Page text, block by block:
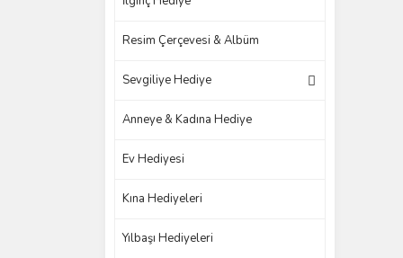
Resim Çerçevesi & Albüm
Sevgiliye Hediye
Anneye & Kadına Hediye
Ev Hediyesi
Kına Hediyeleri
Yılbaşı Hediyeleri